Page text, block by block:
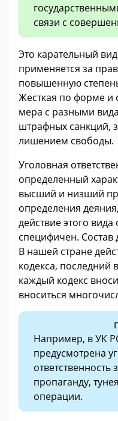
связи с
Это карательный
применяется за
повышенную
Жесткая по форме и
мера с разными
штрафных санкций,
лишением свободы.
Уголовная
определенный
высший и низший
определения
действие этого вида
специфичен.
В нашей стране
кодекса, последний
каждый кодекс
вноситься
Например, в УК
предусмотрена
ответственность
пропаганду,
операции.